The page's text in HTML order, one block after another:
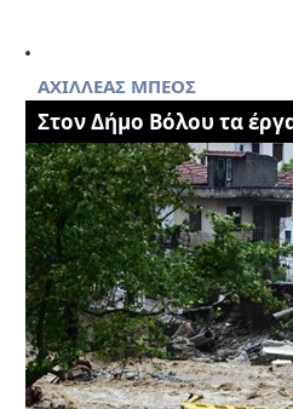
AXIΛΛΕΑΣ ΜΠΕΟΣ
Στον Δήμο Βόλου τα